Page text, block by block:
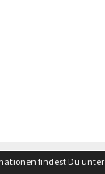
findest Du unter